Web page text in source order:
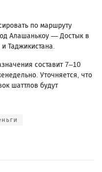
по маршруту
Алашанькоу — Достык в
Таджикистана.
составит 7–10
Уточняется, что
шаттлов будут